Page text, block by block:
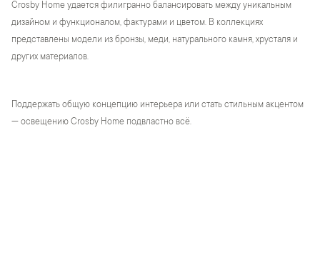
Crosby Home удается филигранно балансировать между уникальным
дизайном и функционалом, фактурами и цветом. В коллекциях
представлены модели из бронзы, меди, натурального камня, хрусталя и
других материалов.
Поддержать общую концепцию интерьера или стать стильным акцентом
— освещению Crosby Home подвластно всё.